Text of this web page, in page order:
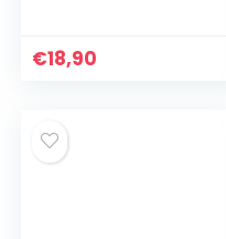
€18,90